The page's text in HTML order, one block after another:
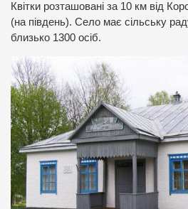
Квітки розташовані за 10 км від
(на південь). Село має сільську
близько 1300 осіб.